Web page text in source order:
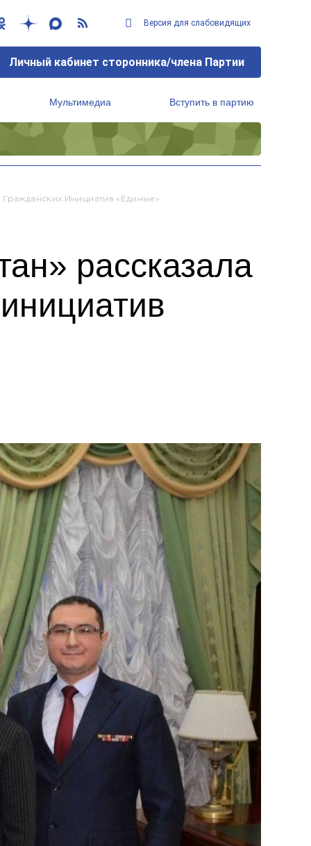
Версия для слабовидящих
Личный кабинет сторонника/члена Партии
Мультимедиа Вступить в партию
Инициатив «Единые»
рассказала